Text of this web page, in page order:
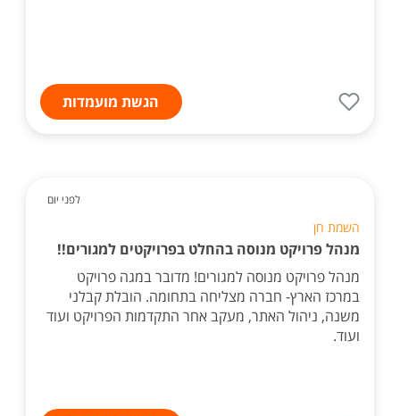
הגשת מועמדות
לפני יום
השמת חן
מנהל פרויקט מנוסה בהחלט בפרויקטים למגורים!!
מנהל פרויקט מנוסה למגורים! מדובר במגה פרויקט
במרכז הארץ- חברה מצליחה בתחומה. הובלת קבלני
משנה, ניהול האתר, מעקב אחר התקדמות הפרויקט ועוד
ועוד.